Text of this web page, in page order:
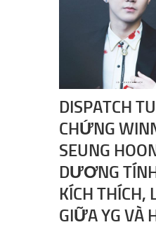
DISPATCH
CHỨNG
SEUNG
DƯƠNG
KÍCH THÍCH,
GIỮA YG VÀ